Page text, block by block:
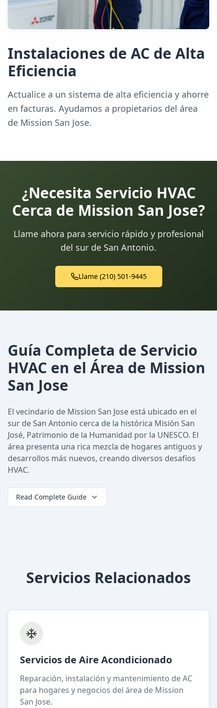
Instalaciones de AC de Alta
Eficiencia
Actualice a un sistema de alta eficiencia y ahorre
en facturas. Ayudamos a propietarios del área
de Mission San Jose.
¿Necesita Servicio HVAC
Cerca de Mission San Jose?
Llame ahora para servicio rápido y profesional
del sur de San Antonio.
Llame (210) 501-9445
Guía Completa de Servicio
HVAC en el Área de Mission
San Jose
El vecindario de Mission San Jose está ubicado en el
sur de San Antonio cerca de la histórica Misión San
José, Patrimonio de la Humanidad por la UNESCO. El
área presenta una rica mezcla de hogares antiguos y
desarrollos más nuevos, creando diversos desafíos
HVAC.
Read Complete Guide
Servicios Relacionados
Servicios de Aire Acondicionado
Reparación, instalación y mantenimiento de AC
para hogares y negocios del área de Mission
San Jose.